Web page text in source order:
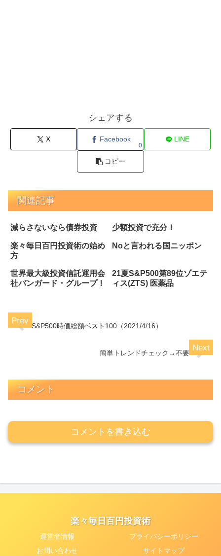
シェアする
X Facebook
0
LINE
コピー
関連記事
減らさないなら債券投資 少額投資で充分！
楽々毎日百円投資術の始め
方
Noと言われる国ニッポン
世界最大級投資信託運用会
社バンガード・グループ！
21夏S&P500第89位ゾエテ
ィス(ZTS) 医薬品
S&P500時価総額ベスト100（2021/4/16）
簡単トレンドチェック→不要
コメント
コメントを書き込む
楽々毎日百円投資術
運営者情報
プライバシーポリシー
お問い合わせ
サイトマップ